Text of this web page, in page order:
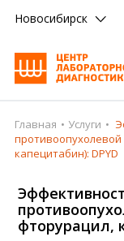
Новосибирск
Главная
Анализы
Врачи
Получить
Главная Услуги
капецитабин): DPYD
фторурацил,